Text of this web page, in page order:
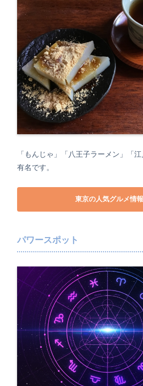
「もんじゃ」「八王子ラーメン」「
有名です。
東京の人気グルメ情報
パワースポット